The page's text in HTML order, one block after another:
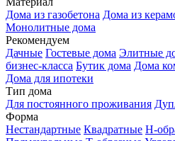
Дома из газобетона Дома из
Монолитные дома
Рекомендуем
Дачные Гостевые дома Элитные
бизнес-класса Бутик дома Дома
Дома для ипотеки
Тип дома
Для постоянного проживания
Форма
Нестандартные Квадратные Н-